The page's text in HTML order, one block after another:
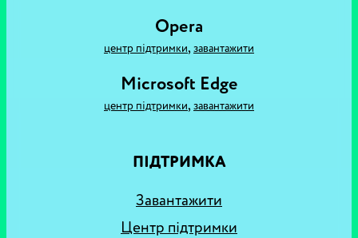
Opera
центр підтримки, завантажити
Microsoft Edge
центр підтримки, завантажити
ПІДТРИМКА
Завантажити
Центр підтримки